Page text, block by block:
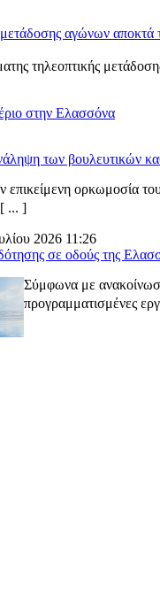
αγώνων
τηλεοπτικής
στην Ελασσόνα
των βουλευτικών
ορκωμοσία
... ]
2026 11:26
σε οδούς της
Σύμφωνα με
προγραμματισμένες